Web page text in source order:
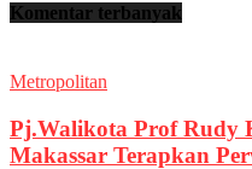
Komentar terbanyak
Metropolitan
Pj.Walikota Prof Rudy
Makassar Terapkan